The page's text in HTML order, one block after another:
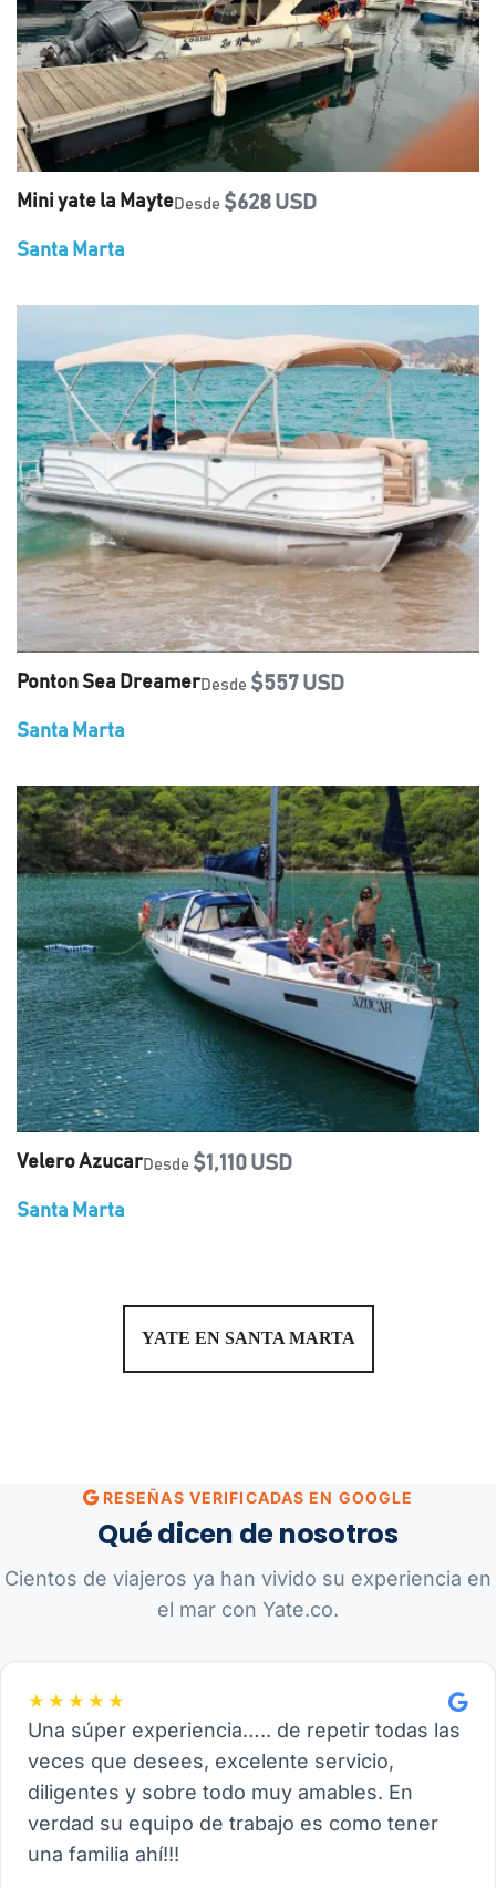
Mini yate la MayteDesde $628 USD
Santa Marta
Ponton Sea DreamerDesde $557 USD
Santa Marta
Velero AzucarDesde $1,110 USD
Santa Marta
YATE EN SANTA MARTA
RESEÑAS VERIFICADAS EN GOOGLE
Qué dicen de nosotros
Cientos de viajeros ya han vivido su experiencia en
el mar con Yate.co.
★★★★★
Una súper experiencia….. de repetir todas las
veces que desees, excelente servicio,
diligentes y sobre todo muy amables. En
verdad su equipo de trabajo es como tener
una familia ahí!!!